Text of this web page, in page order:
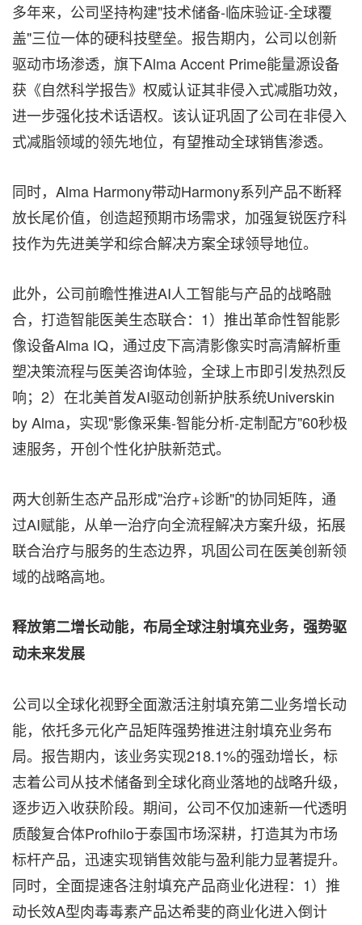
多年来，公司坚持构建"技术储备-临床验证-全球覆
盖"三位一体的硬科技壁垒。报告期内，公司以创新
驱动市场渗透，旗下Alma Accent Prime能量源设备
获《自然科学报告》权威认证其非侵入式减脂功效，
进一步强化技术话语权。该认证巩固了公司在非侵入
式减脂领域的领先地位，有望推动全球销售渗透。
同时，Alma Harmony带动Harmony系列产品不断释
放长尾价值，创造超预期市场需求，加强复锐医疗科
技作为先进美学和综合解决方案全球领导地位。
此外，公司前瞻性推进AI人工智能与产品的战略融
合，打造智能医美生态联合：1）推出革命性智能影
像设备Alma IQ，通过皮下高清影像实时高清解析重
塑决策流程与医美咨询体验，全球上市即引发热烈反
响；2）在北美首发AI驱动创新护肤系统Universkin
by Alma，实现"影像采集-智能分析-定制配方"60秒极
速服务，开创个性化护肤新范式。
两大创新生态产品形成"治疗+诊断"的协同矩阵，通
过AI赋能，从单一治疗向全流程解决方案升级，拓展
联合治疗与服务的生态边界，巩固公司在医美创新领
域的战略高地。
释放第二增长动能，布局全球注射填充业务，强势驱
动未来发展
公司以全球化视野全面激活注射填充第二业务增长动
能，依托多元化产品矩阵强势推进注射填充业务布
局。报告期内，该业务实现218.1%的强劲增长，标
志着公司从技术储备到全球化商业落地的战略升级，
逐步迈入收获阶段。期间，公司不仅加速新一代透明
质酸复合体Profhilo于泰国市场深耕，打造其为市场
标杆产品，迅速实现销售效能与盈利能力显著提升。
同时，全面提速各注射填充产品商业化进程：1）推
动长效A型肉毒毒素产品达希斐的商业化进入倒计